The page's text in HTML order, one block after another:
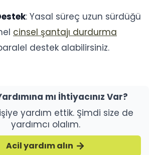
: Yasal süreç uzun sürdüğü
cinsel şantajı durdurma
destek alabilirsiniz.
mı İhtiyacınız Var?
yardım ettik. Şimdi size de
yardımcı olalım.
Acil yardım alın